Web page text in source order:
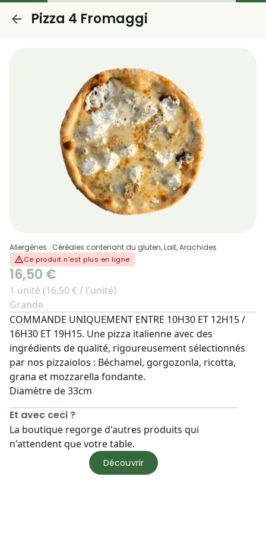
Pizza 4 Fromaggi
Allergènes : Céréales contenant du gluten, Lait, Arachides
Ce produit n'est plus en ligne
16,50 €
1 unité (16,50 € / l'unité)
Grande
COMMANDE UNIQUEMENT ENTRE 10H30 ET 12H15 /
16H30 ET 19H15. Une pizza italienne avec des
ingrédients de qualité, rigoureusement sélectionnés
par nos pizzaïolos : Béchamel, gorgozonla, ricotta,
grana et mozzarella fondante.
Diamètre de 33cm
Et avec ceci ?
La boutique regorge d'autres produits qui
n'attendent que votre table.
Découvrir